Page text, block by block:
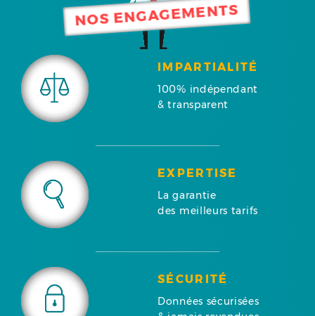
NOS ENGAGEMENTS
IMPARTIALITÉ
100% indépendant
& transparent
EXPERTISE
La garantie
des meilleurs tarifs
SÉCURITÉ
Données sécurisées